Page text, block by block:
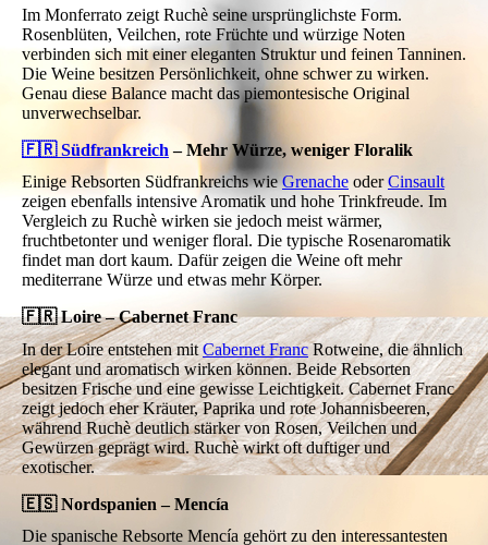
Im Monferrato zeigt Ruchè seine ursprünglichste Form.
Rosenblüten, Veilchen, rote Früchte und würzige Noten
verbinden sich mit einer eleganten Struktur und feinen Tanninen.
Die Weine besitzen Persönlichkeit, ohne schwer zu wirken.
Genau diese Balance macht das piemontesische Original
unverwechselbar.
🇫🇷 Südfrankreich – Mehr Würze, weniger Floralik
Einige Rebsorten Südfrankreichs wieGrenache oderCinsault
zeigen ebenfalls intensive Aromatik und hohe Trinkfreude. Im
Vergleich zu Ruchè wirken sie jedoch meist wärmer,
fruchtbetonter und weniger floral. Die typische Rosenaromatik
findet man dort kaum. Dafür zeigen die Weine oft mehr
mediterrane Würze und etwas mehr Körper.
🇫🇷 Loire – Cabernet Franc
In der Loire entstehen mitCabernet FrancRotweine, die ähnlich
elegant und aromatisch wirken können. Beide Rebsorten
besitzen Frische und eine gewisse Leichtigkeit. Cabernet Franc
zeigt jedoch eher Kräuter, Paprika und rote Johannisbeeren,
während Ruchè deutlich stärker von Rosen, Veilchen und
Gewürzen geprägt wird. Ruchè wirkt oft duftiger und
exotischer.
🇪🇸 Nordspanien – Mencía
Die spanische Rebsorte Mencía gehört zu den interessantesten